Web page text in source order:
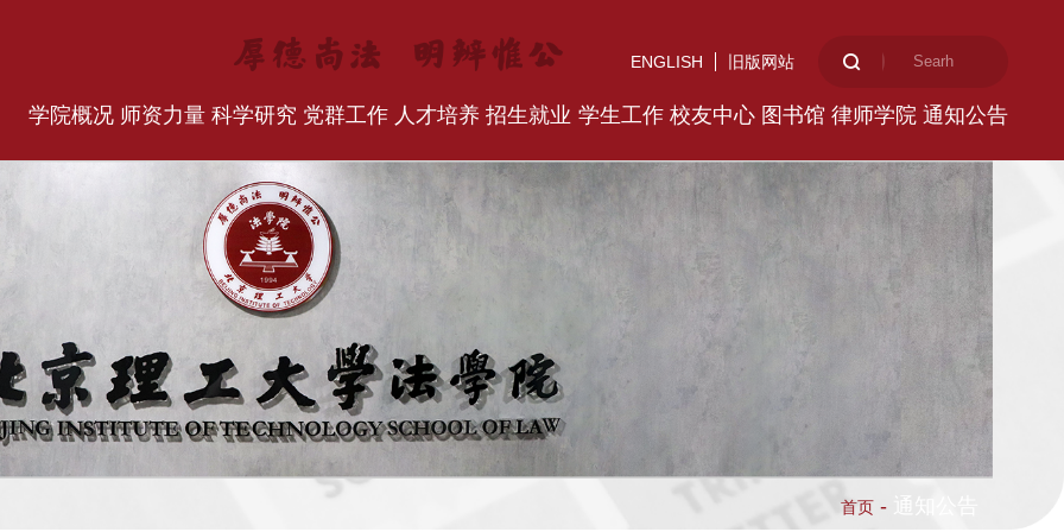
ENGLISH 旧版网站
学院概况 师资力量 科学研究 党群工作 人才培养 招生就业 学生工作 校友中心 图书馆 律师学院 通知公告
首页 -